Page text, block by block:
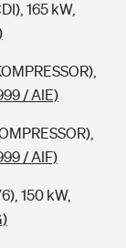
165 kW,
/ AIE)
/ AIF)
150 kW,